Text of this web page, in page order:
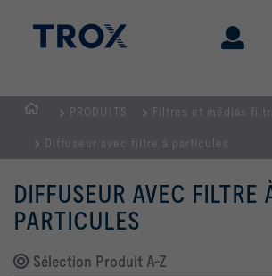
d'accueil
PRODUITS Filtres et médias
Diffuseur avec filtre à particules
DIFFUSEUR AVEC FILTRE
PARTICULES
Sélection Produit A-Z